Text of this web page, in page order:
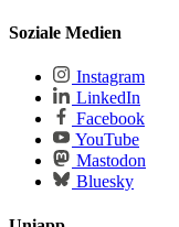
Soziale Medien
Instagram
LinkedIn
Facebook
YouTube
Mastodon
Bluesky